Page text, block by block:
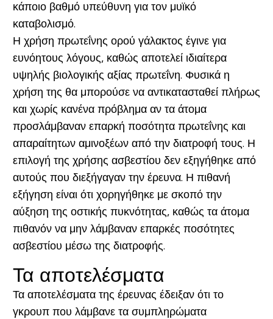
κάποιο βαθμό υπεύθυνη για τον μυϊκό
καταβολισμό.
Η χρήση πρωτεΐνης ορού γάλακτος έγινε για
ευνόητους λόγους, καθώς αποτελεί ιδιαίτερα
υψηλής βιολογικής αξίας πρωτεΐνη. Φυσικά η
χρήση της θα μπορούσε να αντικατασταθεί πλήρως
και χωρίς κανένα πρόβλημα αν τα άτομα
προσλάμβαναν επαρκή ποσότητα πρωτεΐνης και
απαραίτητων αμινοξέων από την διατροφή τους. Η
επιλογή της χρήσης ασβεστίου δεν εξηγήθηκε από
αυτούς που διεξήγαγαν την έρευνα. Η πιθανή
εξήγηση είναι ότι χορηγήθηκε με σκοπό την
αύξηση της οστικής πυκνότητας, καθώς τα άτομα
πιθανόν να μην λάμβαναν επαρκές ποσότητες
ασβεστίου μέσω της διατροφής.
Τα αποτελέσματα
Τα αποτελέσματα της έρευνας έδειξαν ότι το
γκρουπ που λάμβανε τα συμπληρώματα